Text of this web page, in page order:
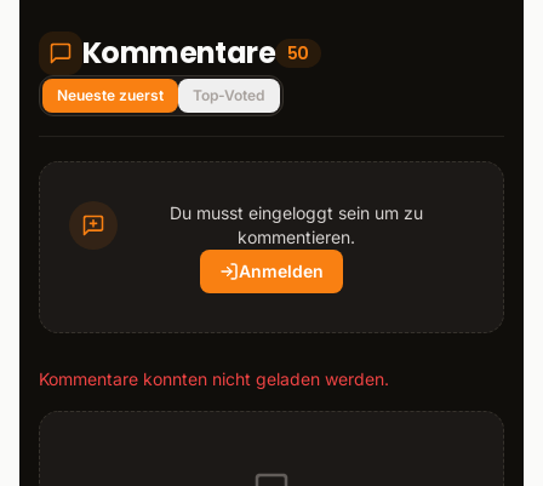
Kommentare 50
Neueste zuerst Top-Voted
Du musst eingeloggt sein um zu
kommentieren.
Anmelden
Kommentare konnten nicht geladen werden.